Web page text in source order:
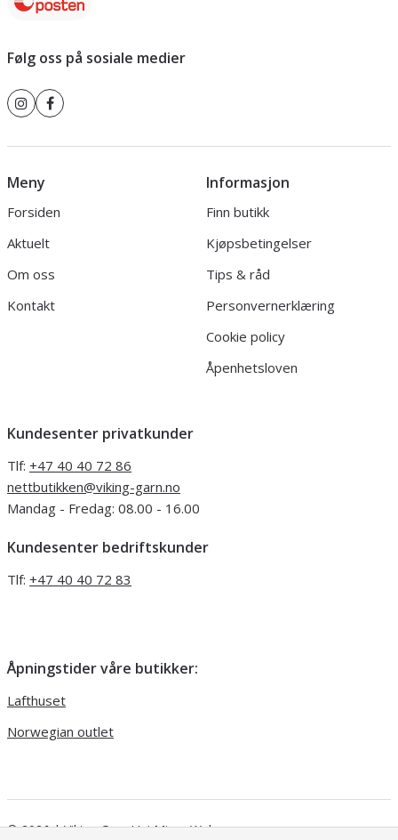
Følg oss på sosiale medier
Meny
Forsiden
Aktuelt
Om oss
Kontakt
Informasjon
Finn butikk
Kjøpsbetingelser
Tips & råd
Personvernerklæring
Cookie policy
Åpenhetsloven
Kundesenter privatkunder
Tlf: +47 40 40 72 86
nettbutikken@viking-garn.no
Mandag - Fredag: 08.00 - 16.00
Kundesenter bedriftskunder
Tlf: +47 40 40 72 83
Åpningstider våre butikker:
Lafthuset
Norwegian outlet
© 2026 | Viking Garn Uni Micro Web